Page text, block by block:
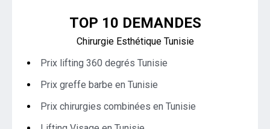
TOP 10 DEMANDES
Chirurgie Esthétique Tunisie
Prix lifting 360 degrés Tunisie
Prix greffe barbe en Tunisie
Prix chirurgies combinées en Tunisie